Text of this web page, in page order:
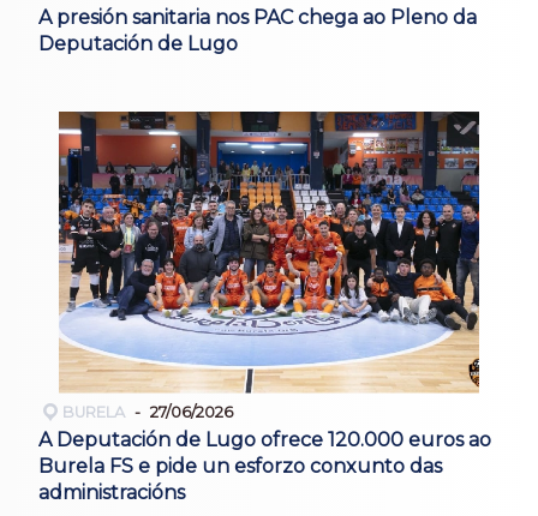
A presión sanitaria nos PAC chega ao Pleno da
Deputación de Lugo
BURELA 27/06/2026
A Deputación de Lugo ofrece 120.000 euros ao
Burela FS e pide un esforzo conxunto das
administracións